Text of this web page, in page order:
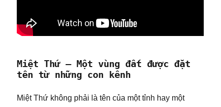
Miệt Thứ – Một vùng đất được đặt
tên từ những con kênh
Miệt Thứ không phải là tên của một tỉnh hay một